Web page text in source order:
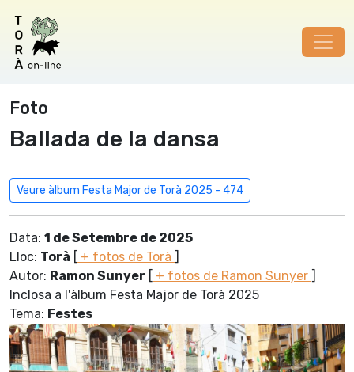
Foto
Ballada de la dansa
Veure àlbum Festa Major de Torà 2025 - 474
Data: 1 de Setembre de 2025
Lloc: Torà [ + fotos de Torà ]
Autor: Ramon Sunyer [ + fotos de Ramon Sunyer ]
Inclosa a l'àlbum Festa Major de Torà 2025
Tema: Festes